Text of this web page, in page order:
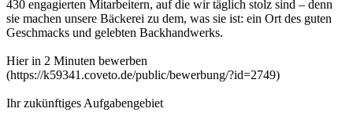
430 engagierten Mitarbeitern, auf die wir täglich stolz sind – denn
sie machen unsere Bäckerei zu dem, was sie ist: ein Ort des guten
Geschmacks und gelebten Backhandwerks.
Hier in 2 Minuten bewerben
(https://k59341.coveto.de/public/bewerbung/?id=2749)
Ihr zukünftiges Aufgabengebiet